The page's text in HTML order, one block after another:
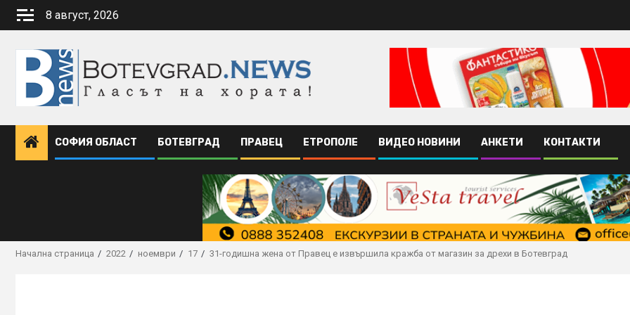
Skip
8 август, 2026
СОФИЯ ОБЛАСТ БОТЕВГРАД ПРАВЕЦ ЕТРОПОЛЕ ВИДЕО НОВИНИ АНКЕТИ КОНТАКТИ
Начална страница 2022 ноември 17 31-годишна жена от Правец е извършила кражба от магазин за дрехи в Ботевград